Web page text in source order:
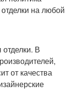
на любой
В
от качества